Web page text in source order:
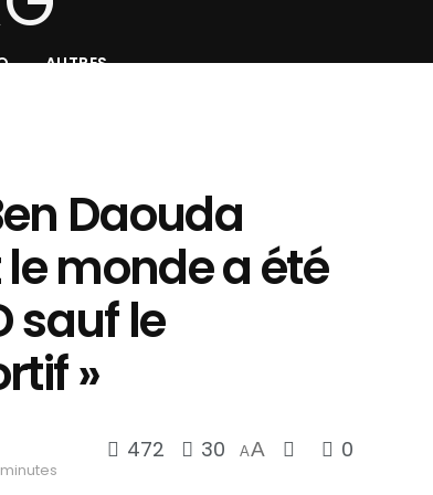
AUTRES
Daouda
le monde a été
sauf le
»
472 30 AA 0